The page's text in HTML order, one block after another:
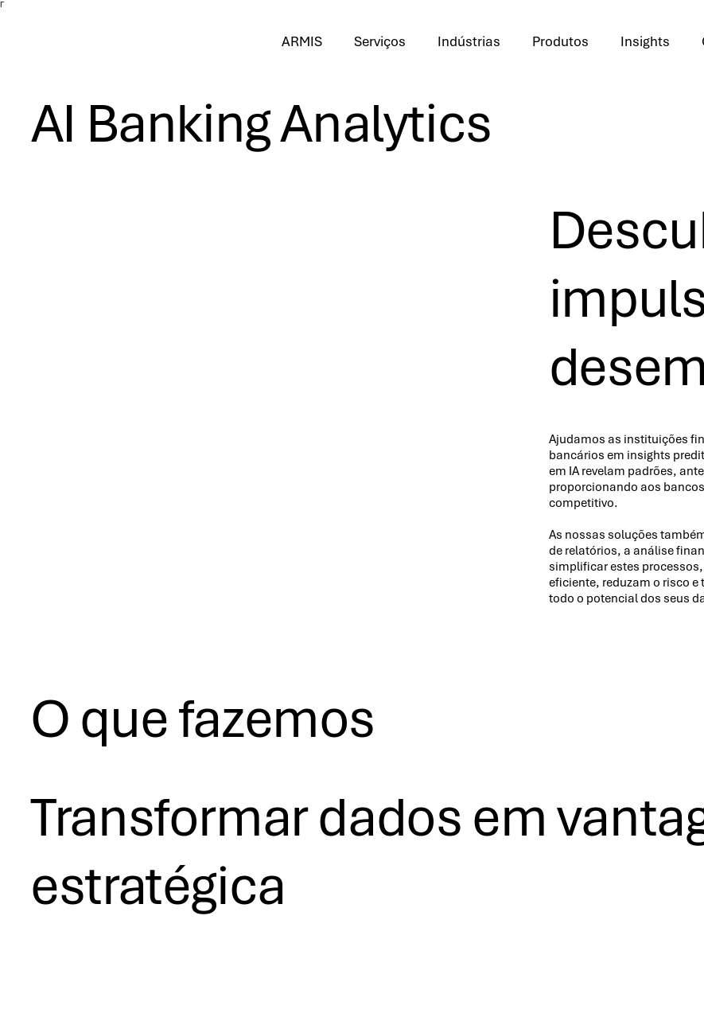
Γ
ARMIS Serviços Indústrias Produtos Insights
AI Banking Analytics
Ajudamos as instituições
bancários em insights
em IA revelam padrões,
proporcionando aos
competitivo.
As nossas soluções
de relatórios, a análise
simplificar estes
eficiente, reduzam o risco
todo o potencial dos seus
O que fazemos
Transformar dados em
estratégica